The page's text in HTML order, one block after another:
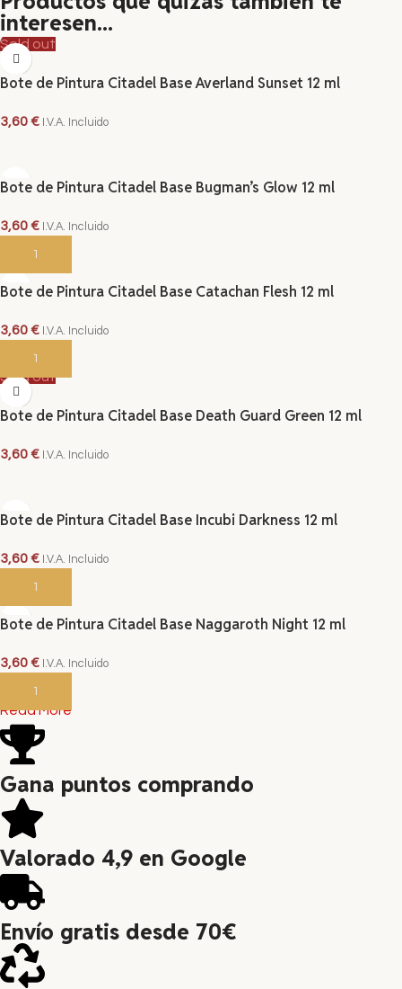
interesen...
Sold out
Bote de Pintura Citadel Base Averland Sunset 12 ml
3,60€ I.V.A. Incluido
Bote de Pintura Citadel Base Bugman’s Glow 12 ml
3,60€ I.V.A. Incluido
AÑADIR AL CARRITO
Bote de Pintura Citadel Base Catachan Flesh 12 ml
3,60€ I.V.A. Incluido
AÑADIR AL CARRITO
Sold out
Bote de Pintura Citadel Base Death Guard Green 12 ml
3,60€ I.V.A. Incluido
Bote de Pintura Citadel Base Incubi Darkness 12 ml
3,60€ I.V.A. Incluido
AÑADIR AL CARRITO
Bote de Pintura Citadel Base Naggaroth Night 12 ml
3,60€ I.V.A. Incluido
AÑADIR AL CARRITO
Read More
Gana puntos comprando
Valorado 4,9 en Google
Envío gratis desde 70€